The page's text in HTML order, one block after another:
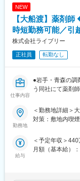
NEW
【大船渡】薬剤
時短勤務可能／引
株式会社ライブリー
正社員 転勤なし
仕事内容
●岩手・青森の調
う同社にて薬剤
■業務詳細：
処方箋に基づく
全般のご相談に
ご活躍いただけ
勤務地
＜勤務地詳細＞
対策：敷地内喫
給与
＜予定年収＞
月額（基本給）